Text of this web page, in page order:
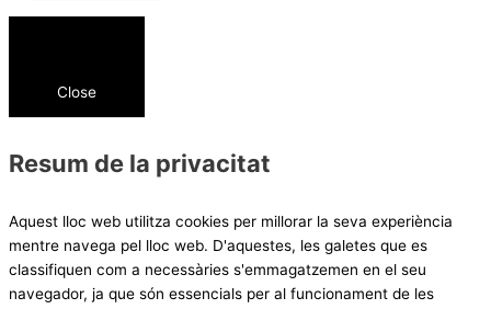
Close
Resum de la privacitat
Aquest lloc web utilitza cookies per millorar la seva experiència
mentre navega pel lloc web. D'aquestes, les galetes que es
classifiquen com a necessàries s'emmagatzemen en el seu
navegador, ja que són essencials per al funcionament de les